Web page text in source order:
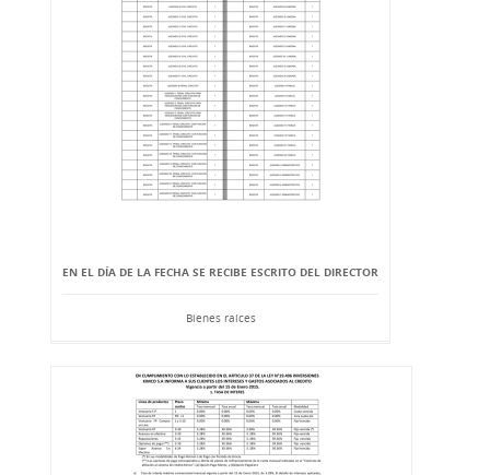
EN EL DÍA DE LA FECHA SE RECIBE ESCRITO DEL DIRECTOR
Bienes raíces